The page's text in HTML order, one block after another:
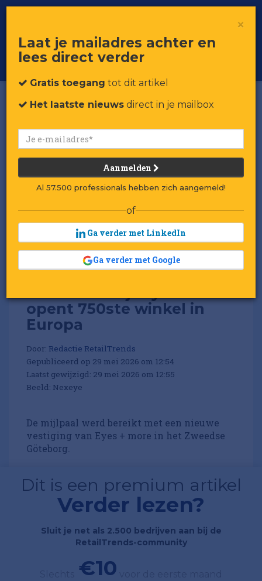
Voor professionals in retail & brands
Toggle
opent 750ste winkel in
Europa
Door: Redactie RetailTrends
Gepubliceerd op 29 mei 2026 om 12:54
Laatst gewijzigd: 29 mei 2026 om 12:55
Beeld: Nexeye
De mijlpaal werd bereikt met een nieuwe
vestiging van Eyes + more in het Zweedse
Göteborg.
Dit is een premium artikel
Verder lezen?
Sluit je net als 2.500 bedrijven aan bij de
RetailTrends-community
€10
×
Laat je mailadres achter en
lees direct verder
Gratis toegang tot dit artikel
Het laatste nieuws direct in je mailbox
Aanmelden
Al 57.500 professionals hebben zich aangemeld!
of
Ga verder met LinkedIn
Ga verder met Google